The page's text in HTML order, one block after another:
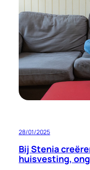
steun
bij
28/01/2025
Bij Stenia
huisvesting,